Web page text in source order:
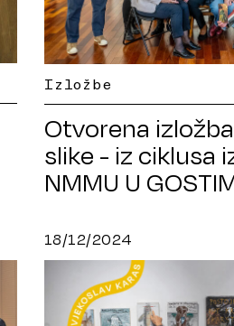
Izložbe
Otvorena
slike - iz ciklusa
NMMU U
18/12/2024